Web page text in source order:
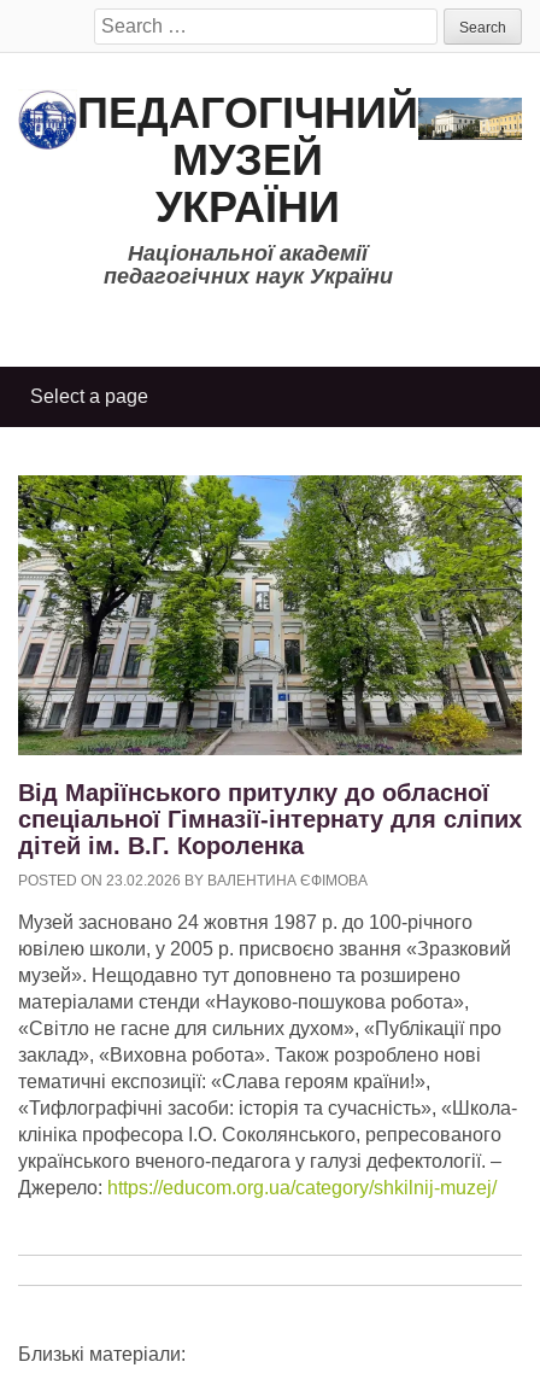
Search
for:
ПЕДАГОГІЧНИЙ
МУЗЕЙ
УКРАЇНИ
Національної академії
педагогічних наук України
Від Маріїнського притулку до обласної
спеціальної Гімназії-інтернату для сліпих
дітей ім. В.Г. Короленка
POSTED ON 23.02.2026 BY ВАЛЕНТИНА ЄФІМОВА
Музей засновано 24 жовтня 1987 р. до 100-річного
ювілею школи, у 2005 р. присвоєно звання «Зразковий
музей». Нещодавно тут доповнено та розширено
матеріалами стенди «Науково-пошукова робота»,
«Світло не гасне для сильних духом», «Публікації про
заклад», «Виховна робота». Також розроблено нові
тематичні експозиції: «Слава героям країни!»,
«Тифлографічні засоби: історія та сучасність», «Школа-
клініка професора І.О. Соколянського, репресованого
українського вченого-педагога у галузі дефектології. –
Джерело: https://educom.org.ua/category/shkilnij-muzej/
Близькі матеріали: